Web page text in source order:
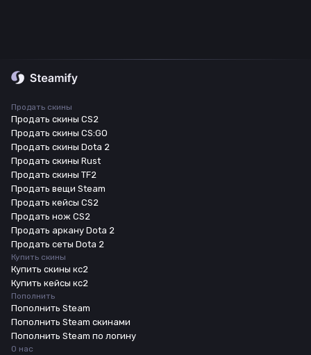
Продать скины
Продать скины CS2
Продать скины CS:GO
Продать скины Dota 2
Продать скины Rust
Продать скины TF2
Продать вещи Steam
Продать кейсы CS2
Продать нож CS2
Продать аркану Dota 2
Продать сеты Dota 2
Купить скины
Купить скины кс2
Купить кейсы кс2
Пополнить
Пополнить Steam
Пополнить Steam скинами
Пополнить Steam по логину
О нас